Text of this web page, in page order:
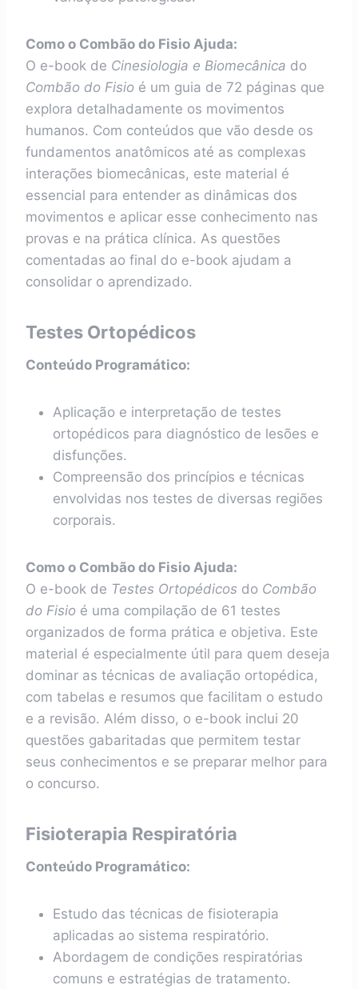
Como o Combão do Fisio Ajuda:
O e-book de Cinesiologia e Biomecânica do
Combão do Fisio é um guia de 72 páginas que
explora detalhadamente os movimentos
humanos. Com conteúdos que vão desde os
fundamentos anatômicos até as complexas
interações biomecânicas, este material é
essencial para entender as dinâmicas dos
movimentos e aplicar esse conhecimento nas
provas e na prática clínica. As questões
comentadas ao final do e-book ajudam a
consolidar o aprendizado.
Testes Ortopédicos
Conteúdo Programático:
Aplicação e interpretação de testes
ortopédicos para diagnóstico de lesões e
disfunções.
Compreensão dos princípios e técnicas
envolvidas nos testes de diversas regiões
corporais.
Como o Combão do Fisio Ajuda:
O e-book de Testes Ortopédicos do Combão
do Fisio é uma compilação de 61 testes
organizados de forma prática e objetiva. Este
material é especialmente útil para quem deseja
dominar as técnicas de avaliação ortopédica,
com tabelas e resumos que facilitam o estudo
e a revisão. Além disso, o e-book inclui 20
questões gabaritadas que permitem testar
seus conhecimentos e se preparar melhor para
o concurso.
Fisioterapia Respiratória
Conteúdo Programático:
Estudo das técnicas de fisioterapia
aplicadas ao sistema respiratório.
Abordagem de condições respiratórias
comuns e estratégias de tratamento.